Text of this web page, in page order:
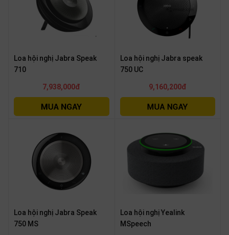
Loa hội nghị Jabra Speak
710
7,938,000đ
Loa hội nghị Jabra speak
750 UC
9,160,200đ
Loa hội nghị Jabra Speak
750 MS
Loa hội nghị Yealink
MSpeech